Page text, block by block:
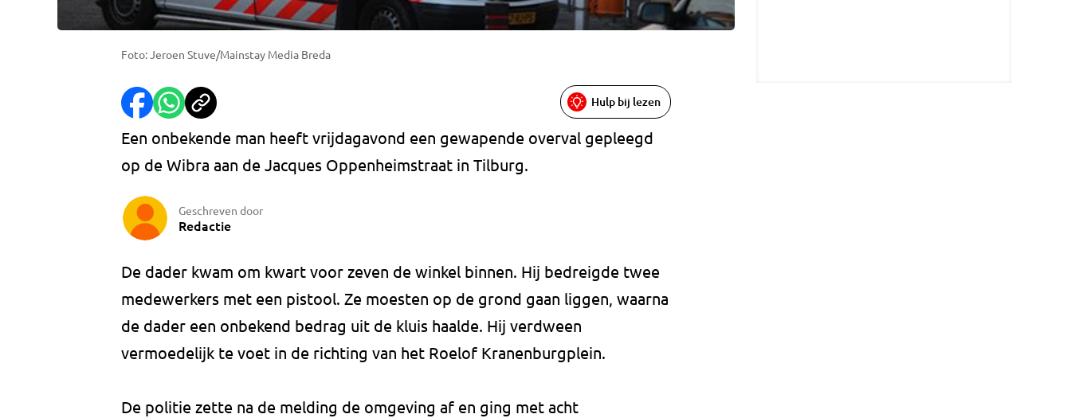
Foto: Jeroen Stuve/Mainstay Media Breda
Hulp bij lezen
Een onbekende man heeft vrijdagavond een gewapende overval gepleegd
op de Wibra aan de Jacques Oppenheimstraat in Tilburg.
Geschreven door
Redactie
De dader kwam om kwart voor zeven de winkel binnen. Hij bedreigde twee
medewerkers met een pistool. Ze moesten op de grond gaan liggen, waarna
de dader een onbekend bedrag uit de kluis haalde. Hij verdween
vermoedelijk te voet in de richting van het Roelof Kranenburgplein.
De politie zette na de melding de omgeving af en ging met acht